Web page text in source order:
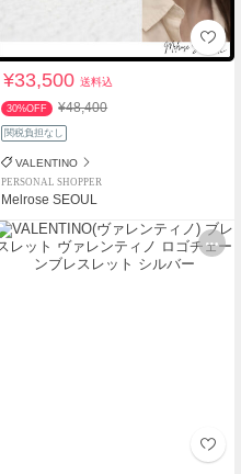
¥33,500送料込
30%OFF ¥48,400
関税負担なし
VALENTINO
PERSONAL SHOPPER
Melrose SEOUL